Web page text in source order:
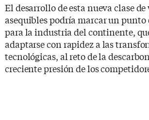
El desarrollo de esta nueva clase
asequibles podría marcar un
para la industria del continente,
adaptarse con rapidez a las
tecnológicas, al reto de la
creciente presión de los